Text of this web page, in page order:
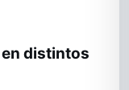
distintos